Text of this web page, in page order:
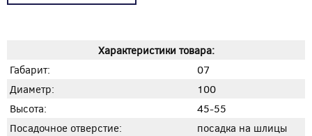
Характеристики товара:
Габарит:
07
Диаметр:
100
Высота:
45-55
Посадочное отверстие:
посадка на шлицы